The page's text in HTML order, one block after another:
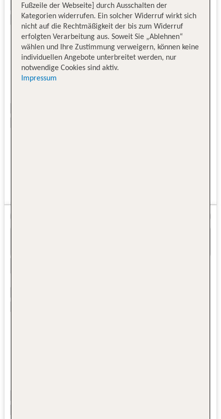
Fußzeile der Webseite] durch Ausschalten der
Kategorien widerrufen. Ein solcher Widerruf wirkt sich
nicht auf die Rechtmäßigkeit der bis zum Widerruf
erfolgten Verarbeitung aus. Soweit Sie „Ablehnen“
wählen und Ihre Zustimmung verweigern, können keine
individuellen Angebote unterbreitet werden, nur
notwendige Cookies sind aktiv.
Impressum